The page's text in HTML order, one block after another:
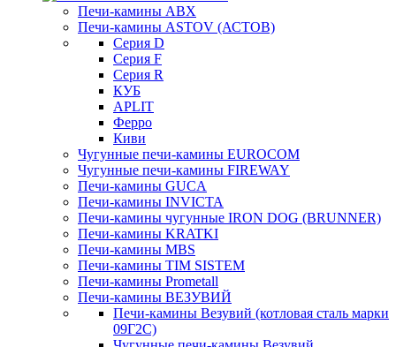
Печи-камины ABX
Печи-камины ASTOV (АСТОВ)
Серия D
Серия F
Серия R
КУБ
APLIT
Ферро
Киви
Чугунные печи-камины EUROCOM
Чугунные печи-камины FIREWAY
Печи-камины GUCA
Печи-камины INVICTA
Печи-камины чугунные IRON DOG (BRUNNER)
Печи-камины KRATKI
Печи-камины MBS
Печи-камины TIM SISTEM
Печи-камины Prometall
Печи-камины ВЕЗУВИЙ
Печи-камины Везувий (котловая сталь марки
09Г2С)